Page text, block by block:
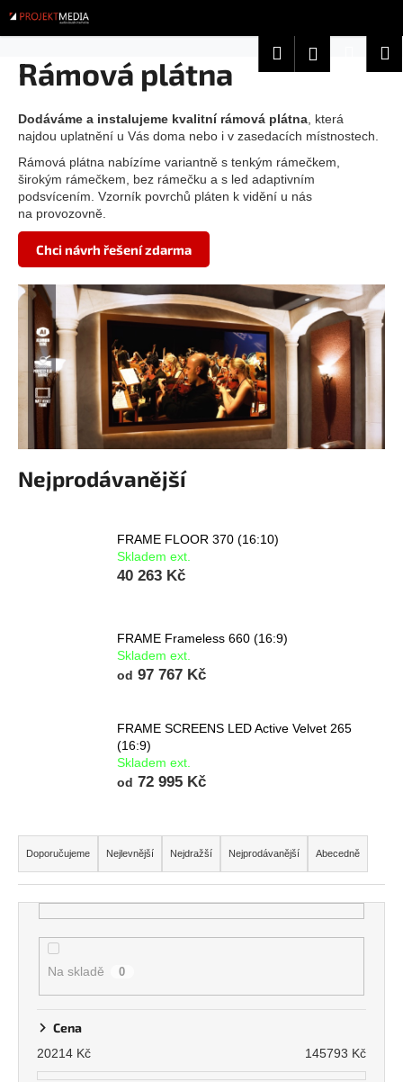
na
obsah
HledatPřihlášení
Rámová plátna
Dodáváme a instalujeme kvalitní rámová plátna , která
najdou uplatnění u Vás doma nebo i v zasedacích místnostech.
Rámová plátna nabízíme variantně s tenkým rámečkem,
širokým rámečkem, bez rámečku a s led adaptivním
podsvícením. Vzorník povrchů pláten k vidění u nás
na provozovně.
Chci návrh řešení zdarma
Nejprodávanější
FRAME FLOOR 370 (16:10)
Skladem ext.
40 263 Kč
FRAME Frameless 660 (16:9)
Skladem ext.
od 97 767 Kč
FRAME SCREENS LED Active Velvet 265
(16:9)
Skladem ext.
od 72 995 Kč
Ř
a
z
e
Doporučujeme Nejlevnější Nejdražší Nejprodávanější Abecedně
Na skladě 0
Cena
20214 Kč 145793 Kč
K
o
o
p
o
t
ř
e
b
u
j
e
n
j
í